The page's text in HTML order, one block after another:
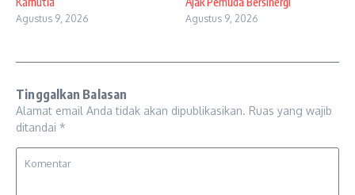
Agustus 9, 2026 Agustus 9, 2026
Tinggalkan Balasan
Alamat email Anda tidak akan dipublikasikan. Ruas yang wajib
ditandai *